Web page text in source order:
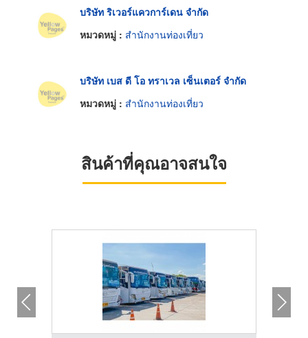
บริษัท ริเวอร์แควการ์เดน จำกัด
หมวดหมู่ : สำนักงานท่องเที่ยว
บริษัท เบส ดี โอ ทราเวล เซ็นเตอร์ จำกัด
หมวดหมู่ : สำนักงานท่องเที่ยว
สินค้าที่คุณอาจสนใจ